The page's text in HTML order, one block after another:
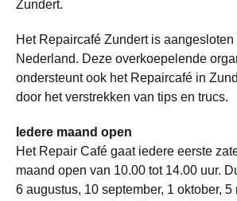
Zundert.
Het Repaircafé Zundert is
Nederland. Deze overkoepelende
ondersteunt ook het Repaircafé in
door het verstrekken van tips en trucs.
Iedere maand open
Het Repair Café gaat iedere eerste
maand open van 10.00 tot 14.00 uur.
6 augustus, 10 september, 1 oktober,